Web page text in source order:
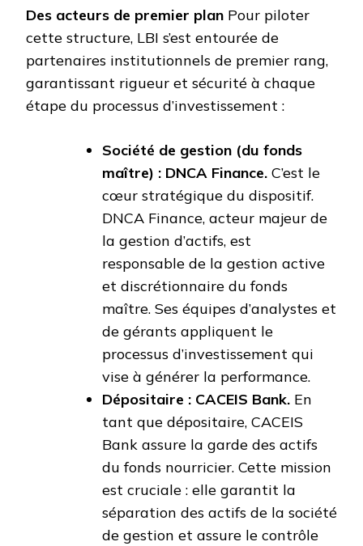
Des acteurs de premier plan Pour piloter
cette structure, LBI s’est entourée de
partenaires institutionnels de premier rang,
garantissant rigueur et sécurité à chaque
étape du processus d’investissement :
Société de gestion (du fonds
maître) : DNCA Finance. C’est le
cœur stratégique du dispositif.
DNCA Finance, acteur majeur de
la gestion d’actifs, est
responsable de la gestion active
et discrétionnaire du fonds
maître. Ses équipes d’analystes et
de gérants appliquent le
processus d’investissement qui
vise à générer la performance.
Dépositaire : CACEIS Bank. En
tant que dépositaire, CACEIS
Bank assure la garde des actifs
du fonds nourricier. Cette mission
est cruciale : elle garantit la
séparation des actifs de la société
de gestion et assure le contrôle